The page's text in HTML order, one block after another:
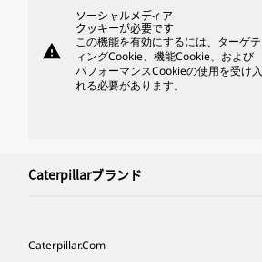
warning
ソーシャルメディア
クッキーが必要です
この機能を有効にするには、ターゲテ
ィングCookie、機能Cookie、および
パフォーマンスCookieの使用を受け入
れる必要があります。
Caterpillarブランド
Caterpillar.com